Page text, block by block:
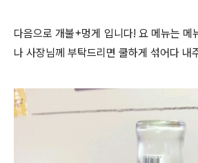
다음으로 개불+멍게 입니다! 요 메뉴는 메
나 사장님께 부탁드리면 쿨하게 섞어다 내